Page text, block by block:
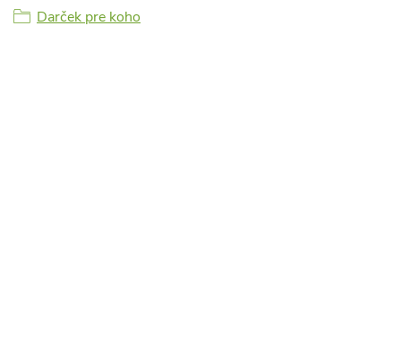
Darček pre koho